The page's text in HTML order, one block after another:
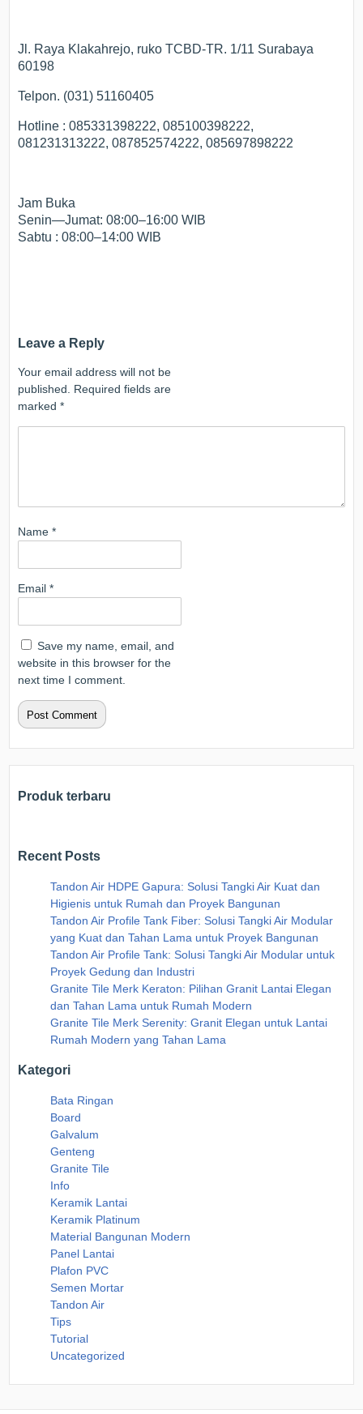
Jl. Raya Klakahrejo, ruko TCBD-TR. 1/11 Surabaya
60198
Telpon. (031) 51160405
Hotline : 085331398222, 085100398222,
081231313222, 087852574222, 085697898222
Jam Buka
Senin—Jumat: 08:00–16:00 WIB
Sabtu : 08:00–14:00 WIB
Leave a Reply
Your email address will not be
published. Required fields are
marked*
Name*
Email*
Save my name, email, and
website in this browser for the
next time I comment.
Produk terbaru
Recent Posts
Tandon Air HDPE Gapura: Solusi Tangki Air Kuat dan
Higienis untuk Rumah dan Proyek Bangunan
Tandon Air Profile Tank Fiber: Solusi Tangki Air Modular
yang Kuat dan Tahan Lama untuk Proyek Bangunan
Tandon Air Profile Tank: Solusi Tangki Air Modular untuk
Proyek Gedung dan Industri
Granite Tile Merk Keraton: Pilihan Granit Lantai Elegan
dan Tahan Lama untuk Rumah Modern
Granite Tile Merk Serenity: Granit Elegan untuk Lantai
Rumah Modern yang Tahan Lama
Kategori
Bata Ringan
Board
Galvalum
Genteng
Granite Tile
Info
Keramik Lantai
Keramik Platinum
Material Bangunan Modern
Panel Lantai
Plafon PVC
Semen Mortar
Tandon Air
Tips
Tutorial
Uncategorized